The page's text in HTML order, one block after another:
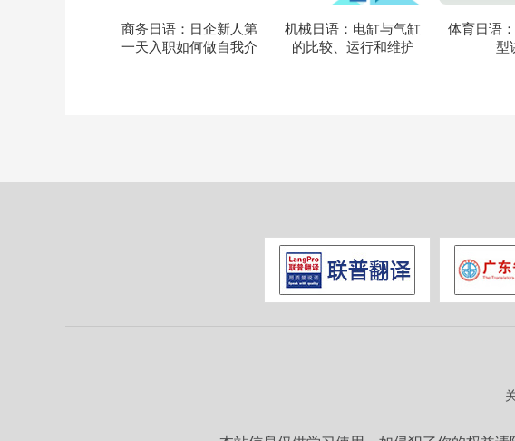
商务日语：日企新人第
一天入职如何做自我介
机械日语：电缸与气缸
的比较、运行和维护
体育日语
型